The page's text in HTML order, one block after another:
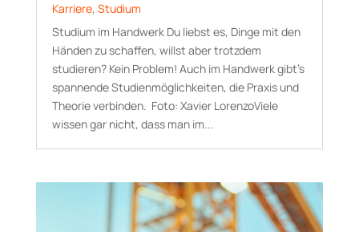
Karriere, Studium
Studium im Handwerk Du liebst es, Dinge mit den
Händen zu schaffen, willst aber trotzdem
studieren? Kein Problem! Auch im Handwerk gibt’s
spannende Studienmöglichkeiten, die Praxis und
Theorie verbinden. Foto: Xavier LorenzoViele
wissen gar nicht, dass man im...